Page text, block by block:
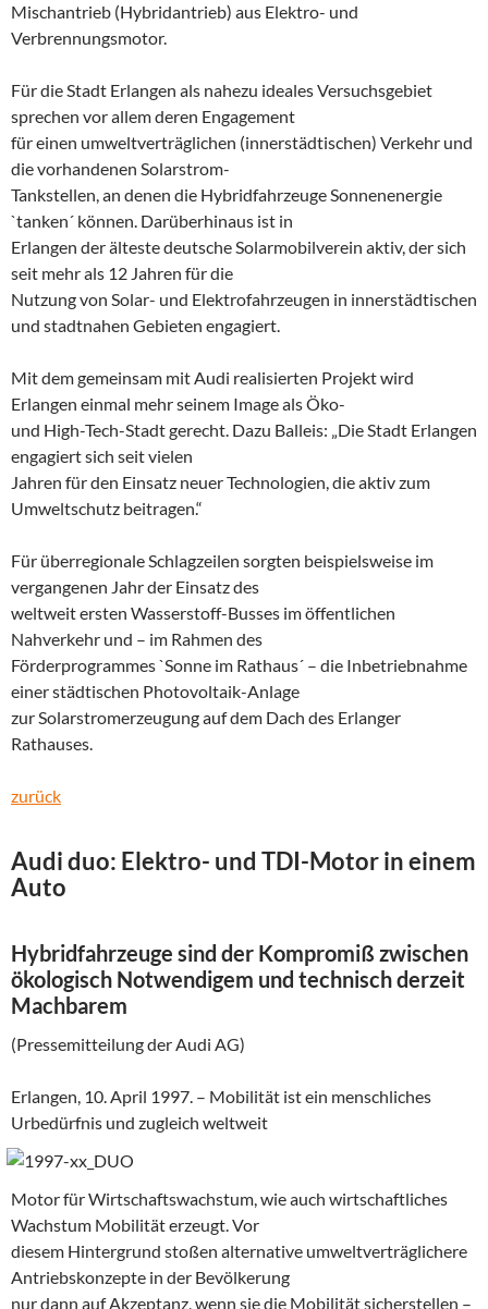
Mischantrieb (Hybridantrieb) aus Elektro- und
Verbrennungsmotor.
Für die Stadt Erlangen als nahezu ideales Versuchsgebiet
sprechen vor allem deren Engagement
für einen umweltverträglichen (innerstädtischen) Verkehr und
die vorhandenen Solarstrom-
Tankstellen, an denen die Hybridfahrzeuge Sonnenenergie
`tanken´ können. Darüberhinaus ist in
Erlangen der älteste deutsche Solarmobilverein aktiv, der sich
seit mehr als 12 Jahren für die
Nutzung von Solar- und Elektrofahrzeugen in innerstädtischen
und stadtnahen Gebieten engagiert.
Mit dem gemeinsam mit Audi realisierten Projekt wird
Erlangen einmal mehr seinem Image als Öko-
und High-Tech-Stadt gerecht. Dazu Balleis: „Die Stadt Erlangen
engagiert sich seit vielen
Jahren für den Einsatz neuer Technologien, die aktiv zum
Umweltschutz beitragen.“
Für überregionale Schlagzeilen sorgten beispielsweise im
vergangenen Jahr der Einsatz des
weltweit ersten Wasserstoff-Busses im öffentlichen
Nahverkehr und – im Rahmen des
Förderprogrammes `Sonne im Rathaus´ – die Inbetriebnahme
einer städtischen Photovoltaik-Anlage
zur Solarstromerzeugung auf dem Dach des Erlanger
Rathauses.
zurück
Audi duo: Elektro- und TDI-Motor in einem
Auto
Hybridfahrzeuge sind der Kompromiß zwischen
ökologisch Notwendigem und technisch derzeit
Machbarem
(Pressemitteilung der Audi AG)
Erlangen, 10. April 1997. – Mobilität ist ein menschliches
Urbedürfnis und zugleich weltweit
Motor für Wirtschaftswachstum, wie auch wirtschaftliches
Wachstum Mobilität erzeugt. Vor
diesem Hintergrund stoßen alternative umweltverträglichere
Antriebskonzepte in der Bevölkerung
nur dann auf Akzeptanz, wenn sie die Mobilität sicherstellen –